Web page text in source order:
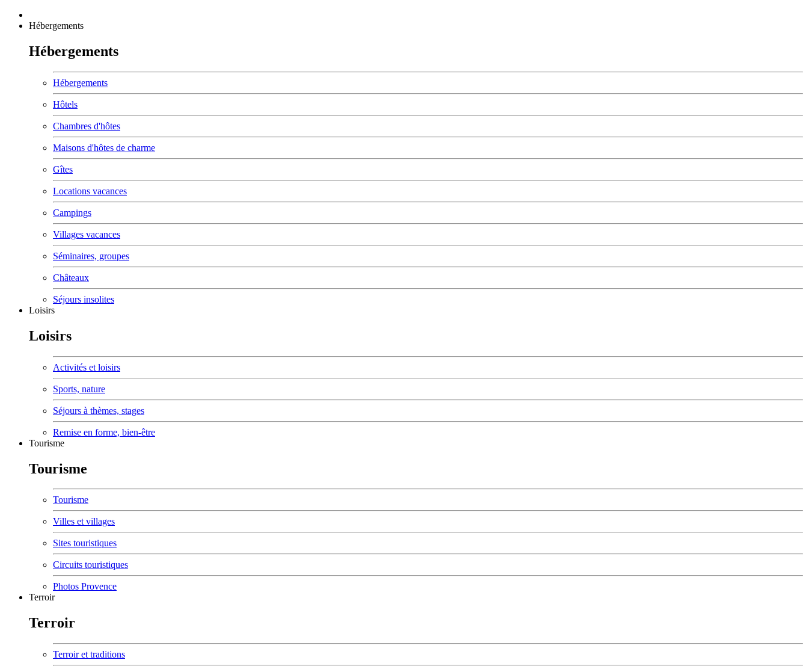
Hébergements
Hébergements
Hébergements
Hôtels
Chambres d'hôtes
Maisons d'hôtes de charme
Gîtes
Locations vacances
Campings
Villages vacances
Séminaires, groupes
Châteaux
Séjours insolites
Loisirs
Loisirs
Activités et loisirs
Sports, nature
Séjours à thèmes, stages
Remise en forme, bien-être
Tourisme
Tourisme
Tourisme
Villes et villages
Sites touristiques
Circuits touristiques
Photos Provence
Terroir
Terroir
Terroir et traditions